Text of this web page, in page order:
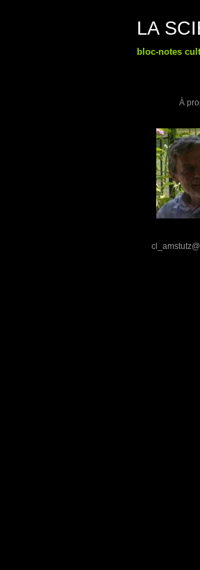
LA
bloc-notes
À